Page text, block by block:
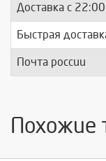
Доставка с
Быстрая
Почта россии
Похожие